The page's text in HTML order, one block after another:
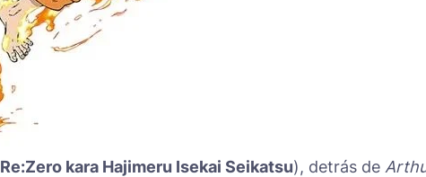
Re:Zero kara Hajimeru Isekai Seikatsu), detrás de